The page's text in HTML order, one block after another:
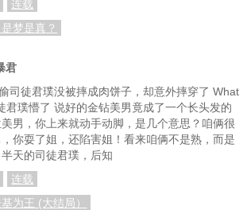
连载
梦是真？
君
司徒君璞没被摔成肉饼子，却意外摔穿了 What
君璞懵了 说好的金钻美男竟成了一个长头发的
男，你上来就动手动脚，是几个意思？咱俩很
你耍了姐，还陷害姐！看来咱俩不是熟，而是
天的司徒君璞，后知
连载
为王 (大结局）